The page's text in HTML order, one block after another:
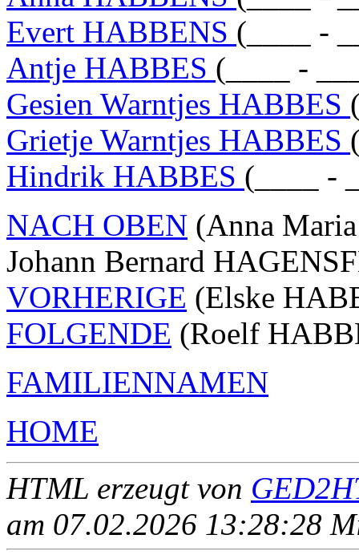
Evert HABBENS (____ -
Antje HABBES (____ -
Gesien Warntjes HABBES
Grietje Warntjes HABBES
Hindrik HABBES (____ -
NACH OBEN (Anna
Johann Bernard
VORHERIGE (Elske
FOLGENDE (Roelf
FAMILIENNAMEN
HOME
HTML erzeugt von
am 07.02.2026 13:28:28